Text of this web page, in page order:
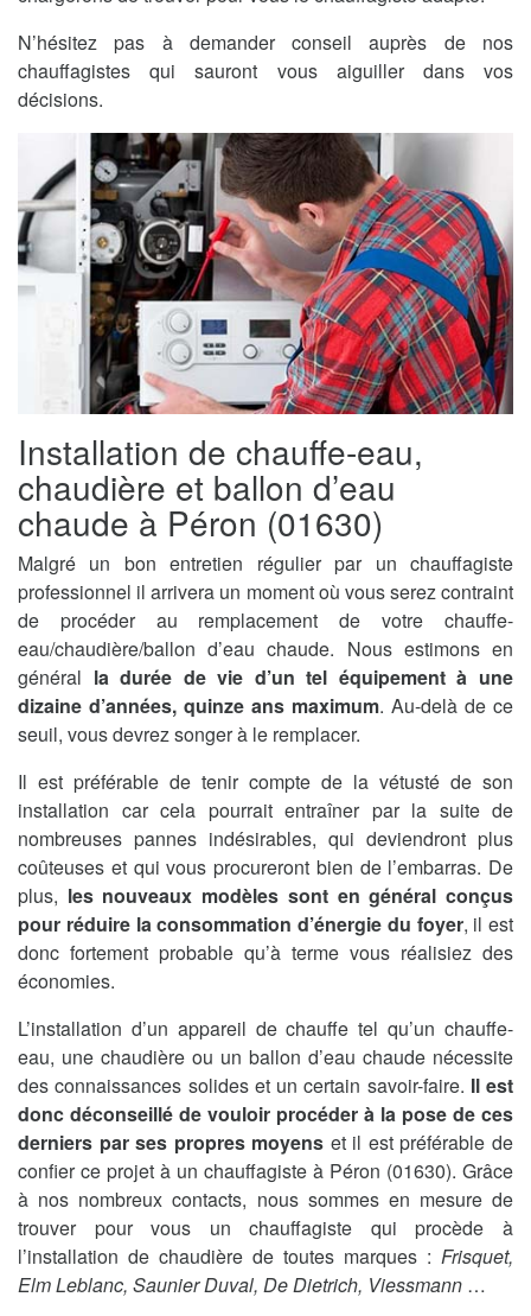
N’hésitez pas à demander conseil auprès de nos
chauffagistes qui sauront vous aiguiller dans vos
décisions.
Installation de chauffe-eau,
chaudière et ballon d’eau
chaude à Péron (01630)
Malgré un bon entretien régulier par un chauffagiste
professionnel il arrivera un moment où vous serez contraint
de procéder au remplacement de votre chauffe-
eau/chaudière/ballon d’eau chaude. Nous estimons en
général la durée de vie d’un tel équipement à une
dizaine d’années, quinze ans maximum. Au-delà de ce
seuil, vous devrez songer à le remplacer.
Il est préférable de tenir compte de la vétusté de son
installation car cela pourrait entraîner par la suite de
nombreuses pannes indésirables, qui deviendront plus
coûteuses et qui vous procureront bien de l’embarras. De
plus, les nouveaux modèles sont en général conçus
pour réduire la consommation d’énergie du foyer, il est
donc fortement probable qu’à terme vous réalisiez des
économies.
L’installation d’un appareil de chauffe tel qu’un chauffe-
eau, une chaudière ou un ballon d’eau chaude nécessite
des connaissances solides et un certain savoir-faire. Il est
donc déconseillé de vouloir procéder à la pose de ces
derniers par ses propres moyens et il est préférable de
confier ce projet à un chauffagiste à Péron (01630). Grâce
à nos nombreux contacts, nous sommes en mesure de
trouver pour vous un chauffagiste qui procède à
l’installation de chaudière de toutes marques : Frisquet,
Elm Leblanc, Saunier Duval, De Dietrich, Viessmann …